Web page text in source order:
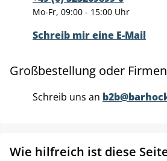
Mo-Fr, 09:00 - 15:00 Uhr
Schreib mir eine E-Mail
Großbestellung oder
Schreib uns an
Wie hilfreich ist diese